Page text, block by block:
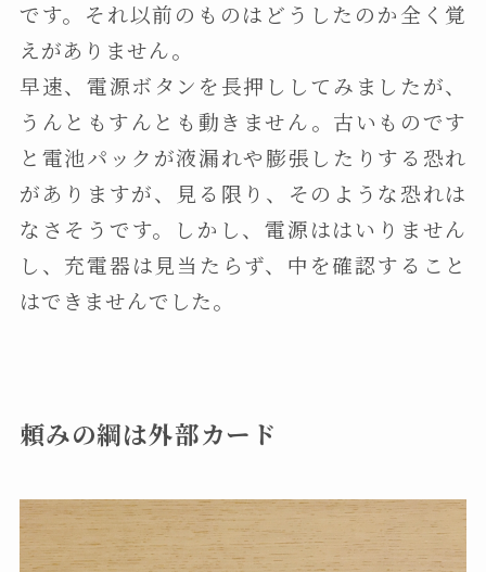
です。それ以前のものはどうしたのか全く覚
えがありません。
早速、電源ボタンを長押ししてみましたが、
うんともすんとも動きません。古いものです
と電池パックが液漏れや膨張したりする恐れ
がありますが、見る限り、そのような恐れは
なさそうです。しかし、電源ははいりません
し、充電器は見当たらず、中を確認すること
はできませんでした。
頼みの綱は外部カード